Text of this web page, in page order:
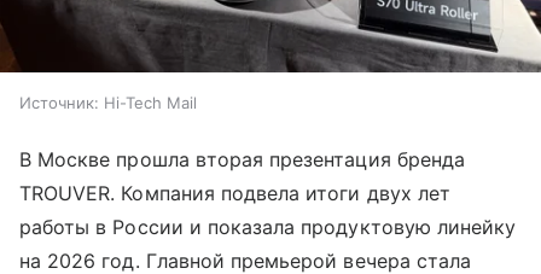
Источник: Hi-Tech Mail
В Москве прошла вторая презентация бренда
TROUVER. Компания подвела итоги двух лет
работы в России и показала продуктовую линейку
на 2026 год. Главной премьерой вечера стала